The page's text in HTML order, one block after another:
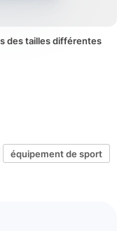
des tailles différentes
équipement de sport